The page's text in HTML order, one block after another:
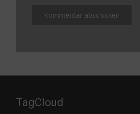
TagCloud